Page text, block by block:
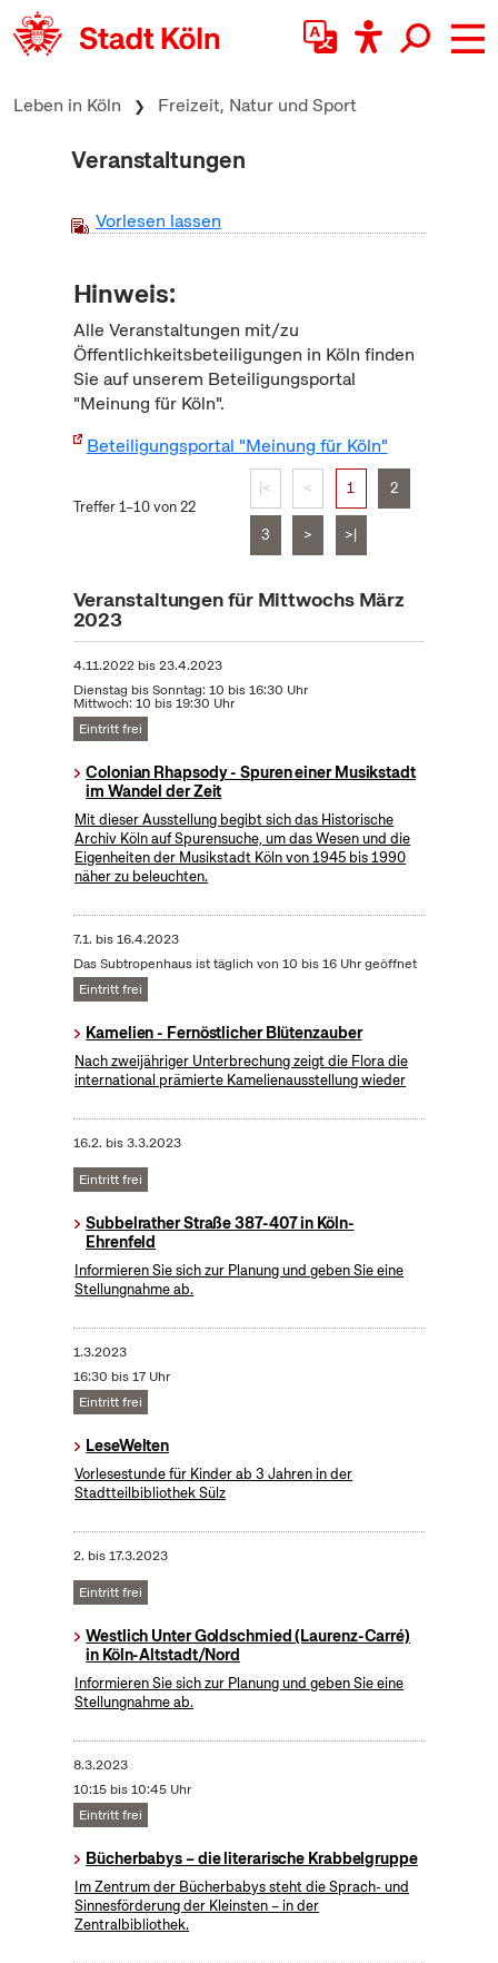
zum Inhalt springen
Leben in Köln Freizeit, Natur und Sport
Veranstaltungen
Vorlesen lassen
Hinweis:
Alle Veranstaltungen mit/zu
Öffentlichkeitsbeteiligungen in Köln finden
Sie auf unserem Beteiligungsportal
"Meinung für Köln".
Beteiligungsportal "Meinung für Köln"
Treffer 1–10 von 22
|< < 1 2
3 > >|
Veranstaltungen für Mittwochs März
2023
4.11.2022bis23.4.2023
Dienstag bis Sonntag: 10 bis 16:30 Uhr
Mittwoch: 10 bis 19:30 Uhr
Eintritt frei
Colonian Rhapsody - Spuren einer Musikstadt
im Wandel der Zeit
Mit dieser Ausstellung begibt sich das Historische
Archiv Köln auf Spurensuche, um das Wesen und die
Eigenheiten der Musikstadt Köln von 1945 bis 1990
näher zu beleuchten.
7.1. bis16.4.2023
Das Subtropenhaus ist täglich von 10 bis 16 Uhr geöffnet
Eintritt frei
Kamelien - Fernöstlicher Blütenzauber
Nach zweijähriger Unterbrechung zeigt die Flora die
international prämierte Kamelienausstellung wieder
16.2. bis3.3.2023
Eintritt frei
Subbelrather Straße 387-407 in Köln-
Ehrenfeld
Informieren Sie sich zur Planung und geben Sie eine
Stellungnahme ab.
1.3.2023
16:30 bis 17 Uhr
Eintritt frei
LeseWelten
Vorlesestunde für Kinder ab 3 Jahren in der
Stadtteilbibliothek Sülz
2. bis17.3.2023
Eintritt frei
Westlich Unter Goldschmied (Laurenz-Carré)
in Köln-Altstadt/Nord
Informieren Sie sich zur Planung und geben Sie eine
Stellungnahme ab.
8.3.2023
10:15 bis 10:45 Uhr
Eintritt frei
Bücherbabys – die literarische Krabbelgruppe
Im Zentrum der Bücherbabys steht die Sprach- und
Sinnesförderung der Kleinsten – in der
Zentralbibliothek.